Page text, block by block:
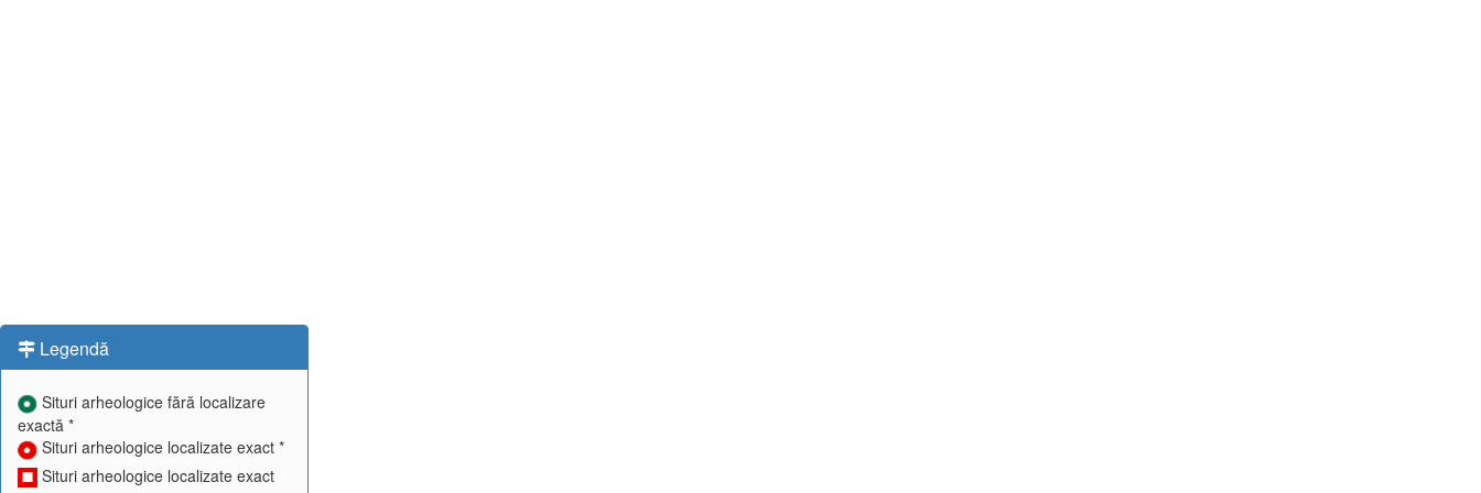
Legendă
Situri arheologice fără localizare
exactă *
Situri arheologice localizate exact *
Situri arheologice localizate exact